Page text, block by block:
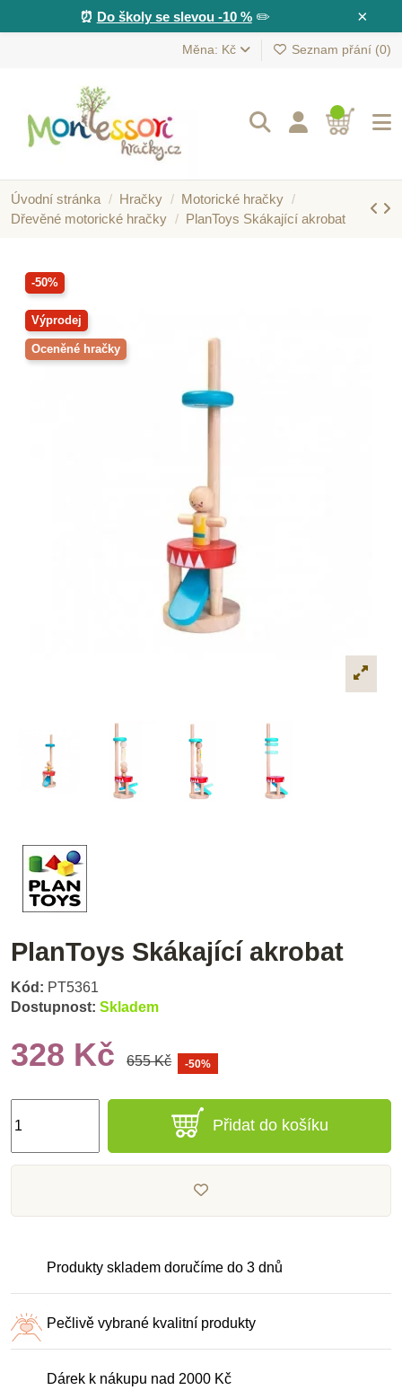
×
⏰ Do školy se slevou -10 %✏️
Měna: Kč Seznam přání (0)
Úvodní stránka Hračky
Motorické hračky
Dřevěné motorické hračky
PlanToys Skákající akrobat
-50%
Výprodej
Oceněné hračky
PlanToys Skákající akrobat
Kód: PT5361
Dostupnost: Skladem
328 Kč 655 Kč -50%
Přidat do košíku
Produkty skladem doručíme do 3 dnů
Pečlivě vybrané kvalitní produkty
Dárek k nákupu nad 2000 Kč